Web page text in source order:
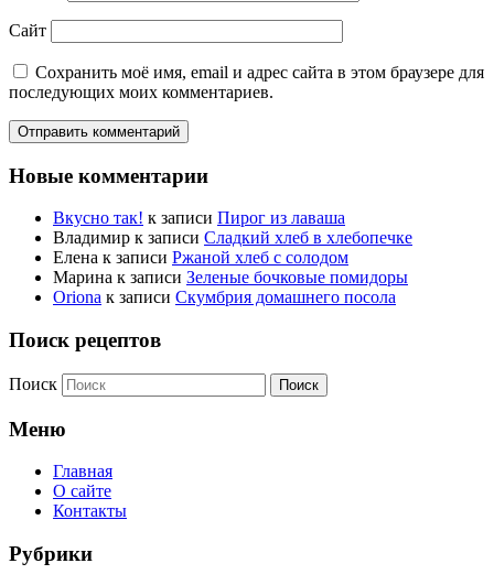
Сайт
Сохранить моё имя, email и адрес сайта в этом браузере для
последующих моих комментариев.
Новые комментарии
Вкусно так! к записи Пирог из лаваша
Владимир к записи Сладкий хлеб в хлебопечке
Елена к записи Ржаной хлеб с солодом
Марина к записи Зеленые бочковые помидоры
Oriona к записи Скумбрия домашнего посола
Поиск рецептов
Поиск
Меню
Главная
О сайте
Контакты
Рубрики